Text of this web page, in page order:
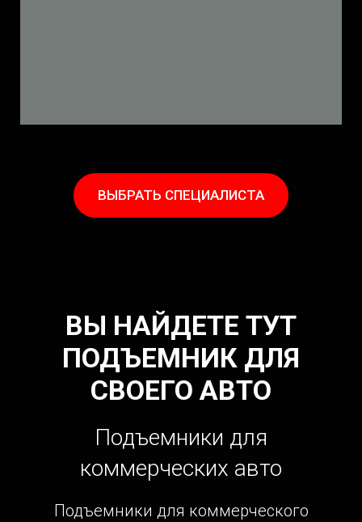
ВЫБРАТЬ СПЕЦИАЛИСТА
ВЫ НАЙДЕТЕ ТУТ
ПОДЪЕМНИК ДЛЯ
СВОЕГО АВТО
Подъемники для
коммерческих авто
Подъемники для коммерческого